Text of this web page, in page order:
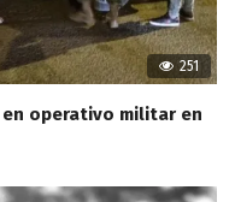
251
operativo militar en